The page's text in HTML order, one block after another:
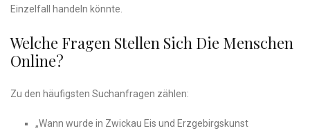
Einzelfall handeln könnte.
Welche Fragen Stellen Sich Die Menschen
Online?
Zu den häufigsten Suchanfragen zählen:
„Wann wurde in Zwickau Eis und Erzgebirgskunst